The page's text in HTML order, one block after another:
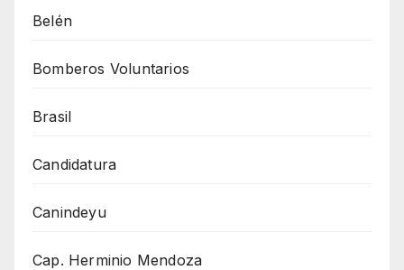
Belén
Bomberos Voluntarios
Brasil
Candidatura
Canindeyu
Cap. Herminio Mendoza